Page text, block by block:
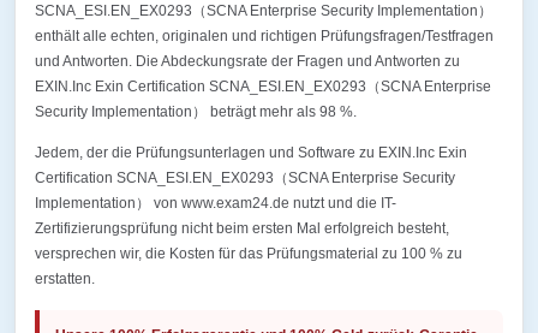
SCNA_ESI.EN_EX0293（SCNA Enterprise Security Implementation）
enthält alle echten, originalen und richtigen Prüfungsfragen/Testfragen
und Antworten. Die Abdeckungsrate der Fragen und Antworten zu
EXIN.Inc Exin Certification SCNA_ESI.EN_EX0293（SCNA Enterprise
Security Implementation） beträgt mehr als 98 %.
Jedem, der die Prüfungsunterlagen und Software zu EXIN.Inc Exin
Certification SCNA_ESI.EN_EX0293（SCNA Enterprise Security
Implementation） von www.exam24.de nutzt und die IT-
Zertifizierungsprüfung nicht beim ersten Mal erfolgreich besteht,
versprechen wir, die Kosten für das Prüfungsmaterial zu 100 % zu
erstatten.